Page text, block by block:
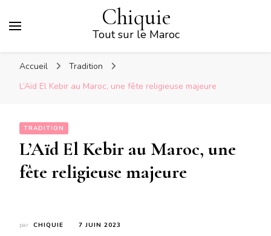
Chiquie
Tout sur le Maroc
Accueil
Tradition
L’Aïd El Kebir au Maroc, une fête religieuse majeure
TRADITION
L’Aïd El Kebir au Maroc, une
fête religieuse majeure
par CHIQUIE 7 JUIN 2023